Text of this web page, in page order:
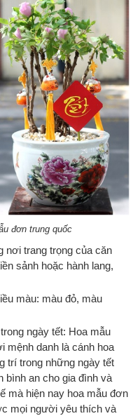
đơn trung quốc
trang trọng của căn
sảnh hoặc hành lang,
màu: màu đỏ, màu
ngày tết: Hoa mẫu
mệnh danh là cánh hoa
trí trong những ngày tết
bình an cho gia đình và
mà hiện nay hoa mẫu đơn
mọi người yêu thích và